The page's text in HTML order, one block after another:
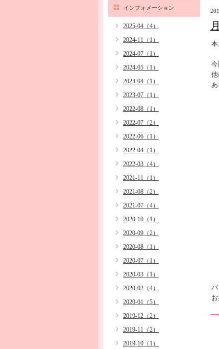
バ
インフォメーション
2025-04（4）
2024-11（1）
2024-07（1）
2024-05（1）
2024-04（1）
2023-07（1）
2022-08（1）
2022-07（2）
2022-06（1）
2022-04（1）
2022-03（4）
2021-11（1）
2021-08（2）
2021-07（4）
2020-10（1）
2020-09（2）
2020-08（1）
2020-07（1）
2020-03（1）
2020-02（4）
2020-01（5）
2019-12（2）
2019-11（2）
2019-10（1）